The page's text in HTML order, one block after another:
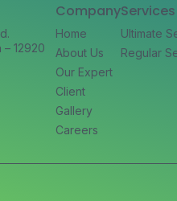
12920
Company
Home
About Us
Our Expert
Client
Gallery
Careers
Services
Ultimate
Regular